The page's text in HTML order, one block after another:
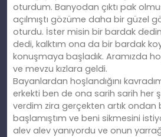
oturdum. Banyodan çıktı pak
açılmıştı gözüme daha bir güzel
oturdu. İster misin bir bardak
dedi, kalktım ona da bir bardak
konuşmaya başladık. Aramızda
ve mevzu kızlara geldi.
Bayanlardan hoşlandığını
erkekti ben de ona sarih sarih her
verdim zira gerçekten artık ondan
başlamıştım ve beni sikmesini
alev alev yanıyordu ve onun